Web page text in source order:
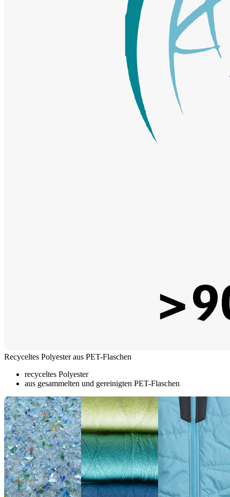
Recyceltes Polyester aus PET-Flaschen
recyceltes Polyester
aus gesammelten und gereinigten PET-Flaschen